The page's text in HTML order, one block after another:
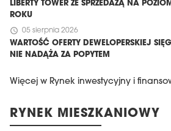
LIBERTY TOWER ZE SPRZEDAŻĄ NA
ROKU
schedule 05 sierpnia 2026
WARTOŚĆ OFERTY DEWELOPERSKIEJ
NIE NADĄŻA ZA POPYTEM
Więcej w Rynek inwestycyjny i
RYNEK MIESZKANIOWY